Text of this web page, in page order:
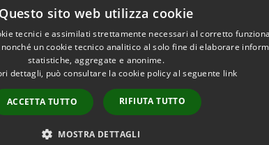
Copyright © 2026 • Comune di
Questo sito web utilizza cookie
tecnici e assimilati strettamente necessari al corretto
un cookie tecnico analitico al solo fine di elaborare
statistiche, aggregate e anonime.
dettagli, può consultare la cookie policy al seguente link
ACCETTA TUTTO RIFIUTA TUTTO
MOSTRA DETTAGLI